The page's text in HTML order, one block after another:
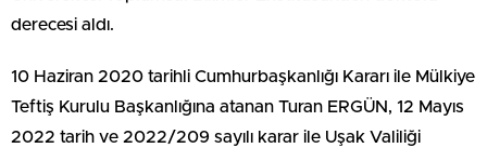
derecesi aldı.
10 Haziran 2020 tarihli Cumhurbaşkanlığı Kararı ile Mülkiye
Teftiş Kurulu Başkanlığına atanan Turan ERGÜN, 12 Mayıs
2022 tarih ve 2022/209 sayılı karar ile Uşak Valiliği